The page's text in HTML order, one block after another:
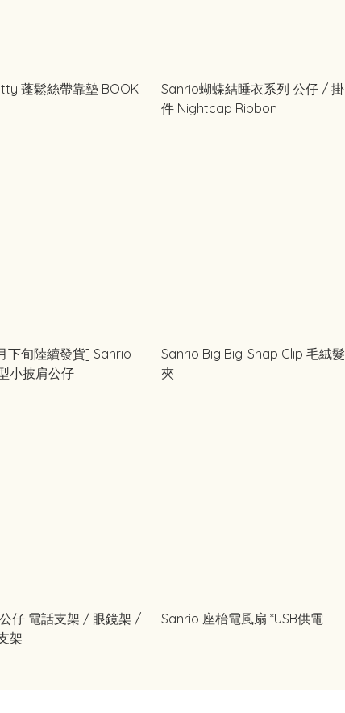
蓬鬆絲帶靠墊 BOOK
Sanrio蝴蝶結睡衣系列 公仔 / 掛
件 Nightcap Ribbon
下旬陸續發貨] Sanrio
小披肩公仔
Sanrio Big Big-Snap Clip 毛絨髮
夾
仔 電話支架 / 眼鏡架 /
架
Sanrio 座枱電風扇 *USB供電